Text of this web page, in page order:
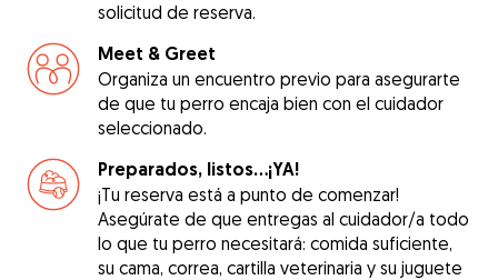
solicitud de reserva.
Meet & Greet
Organiza un encuentro previo para asegurarte
de que tu perro encaja bien con el cuidador
seleccionado.
Preparados, listos...¡YA!
¡Tu reserva está a punto de comenzar!
Asegúrate de que entregas al cuidador/a todo
lo que tu perro necesitará: comida suficiente,
su cama, correa, cartilla veterinaria y su juguete